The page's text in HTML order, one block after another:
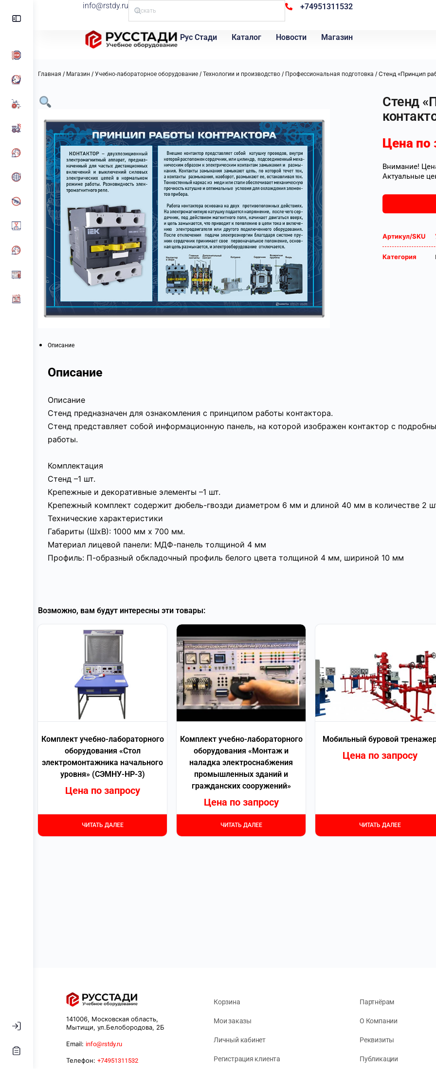
info@rstdy.ru +74951311532
Рус Стади Каталог Новости Магазин
Главная / Магазин / Учебно-лабораторное оборудование / Технологии и производство / Профессиональная подготовка / Стенд «Принцип
Стенд
Цена по
Внимание!
Актуальные
Артикул/SKU
Категория
Описание
Описание
Описание
Стенд предназначен для ознакомления с принципом работы контактора.
Стенд представляет собой информационную панель, на которой изображен контактор с
работы.
Комплектация
Стенд –1 шт.
Крепежные и декоративные элементы –1 шт.
Крепежный комплект содержит дюбель-гвозди диаметром 6 мм и длиной 40 мм в количестве 2
Технические характеристики
Габариты (ШхВ): 1000 мм х 700 мм.
Материал лицевой панели: МДФ-панель толщиной 4 мм
Профиль: П-образный обкладочный профиль белого цвета толщиной 4 мм, шириной 10 мм
Возможно, вам будут интересны эти товары:
Комплект учебно-лабораторного
оборудования «Стол
электромонтажника начального
уровня» (СЭМНУ-НР-3)
Цена по запросу
ЧИТАТЬ ДАЛЕЕ
Комплект учебно-лабораторного
оборудования «Монтаж и
наладка электроснабжения
промышленных зданий и
гражданских сооружений»
Цена по запросу
ЧИТАТЬ ДАЛЕЕ
Мобильный буровой
Цена по запросу
ЧИТАТЬ ДАЛЕЕ
141006, Московская область,
Мытищи, ул.Белобородова, 2Б
Email: info@rstdy.ru
Телефон: +74951311532
Корзина
Мои заказы
Личный кабинет
Регистрация клиента
Партнёрам
О Компании
Реквизиты
Публикации